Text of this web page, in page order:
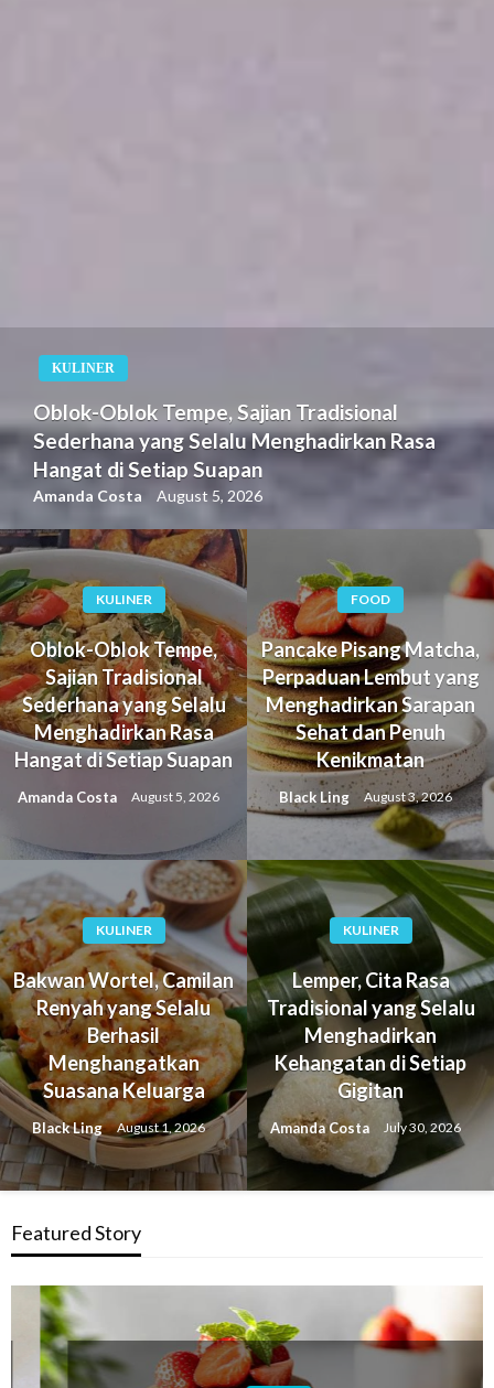
KULINER
Oblok-Oblok Tempe, Sajian Tradisional
Sederhana yang Selalu Menghadirkan Rasa
Hangat di Setiap Suapan
Amanda Costa August 5, 2026
KULINER
Oblok-Oblok Tempe,
Sajian Tradisional
Sederhana yang Selalu
Menghadirkan Rasa
Hangat di Setiap Suapan
Amanda Costa August 5, 2026
FOOD
Pancake Pisang Matcha,
Perpaduan Lembut yang
Menghadirkan Sarapan
Sehat dan Penuh
Kenikmatan
Black Ling August 3, 2026
KULINER
Bakwan Wortel, Camilan
Renyah yang Selalu
Berhasil
Menghangatkan
Suasana Keluarga
Black Ling August 1, 2026
KULINER
Lemper, Cita Rasa
Tradisional yang Selalu
Menghadirkan
Kehangatan di Setiap
Gigitan
Amanda Costa July 30, 2026
Featured Story